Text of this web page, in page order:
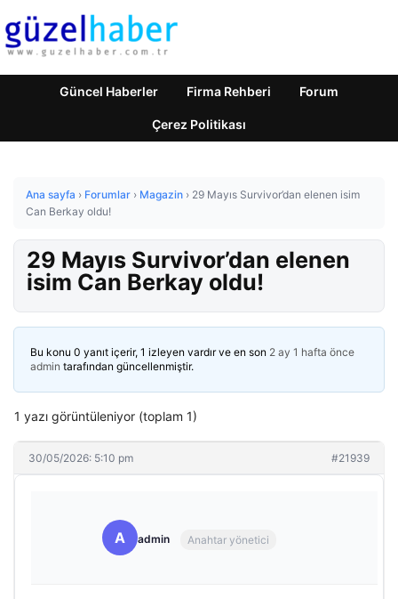
Güncel Haberler Firma Rehberi Forum
Çerez Politikası
Ana sayfa › Forumlar › Magazin › 29 Mayıs Survivor’dan elenen isim
Can Berkay oldu!
29 Mayıs Survivor’dan elenen
isim Can Berkay oldu!
Bu konu 0 yanıt içerir, 1 izleyen vardır ve en son 2 ay 1 hafta önce
admin tarafından güncellenmiştir.
1 yazı görüntüleniyor (toplam 1)
30/05/2026: 5:10 pm #21939
A admin Anahtar yönetici